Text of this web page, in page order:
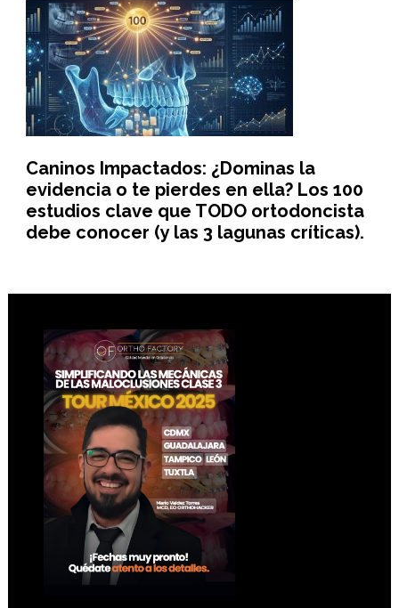
Caninos Impactados: ¿Dominas la
evidencia o te pierdes en ella? Los 100
estudios clave que TODO ortodoncista
debe conocer (y las 3 lagunas críticas).
Footer